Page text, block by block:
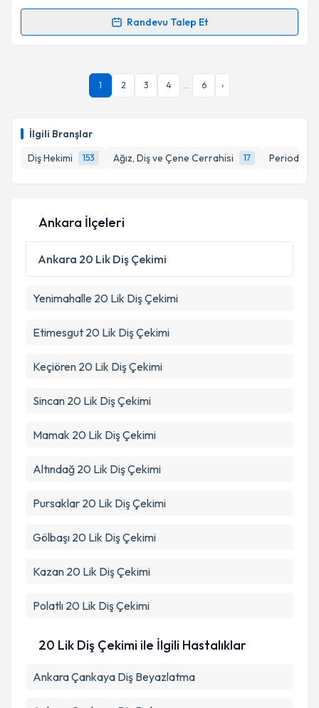
İlgili Branşlar
Diş Hekimi
153 Ağız, Diş ve Çene Cerrahisi 17
Randevu Talep Et
Randevu Takvimi Talebi
Dr. Dt. Ahmet Çağlar KALKAN
için randevu takvimi
talebi oluşturun. Size bu uzmandan randevu almanız
bilgilendireceğiz.
Kişisel verilerimin işlenmesine ilişkin
Metni'ni okudum ve kişisel verilerimin belirtilen
kapsamda işlenmesini kabul ediyorum.
Takvim Talebini Gönder
1 2 3 4 ... 6 ›
Ankara İlçeleri
Ankara 20 Lik Diş Çekimi
Yenimahalle 20 Lik Diş Çekimi
Etimesgut 20 Lik Diş Çekimi
Keçiören 20 Lik Diş Çekimi
Sincan 20 Lik Diş Çekimi
Mamak 20 Lik Diş Çekimi
Altındağ 20 Lik Diş Çekimi
Pursaklar 20 Lik Diş Çekimi
Gölbaşı 20 Lik Diş Çekimi
Kazan 20 Lik Diş Çekimi
Polatlı 20 Lik Diş Çekimi
20 Lik Diş Çekimi ile İlgili Hastalıklar
Ankara Çankaya Diş Beyazlatma